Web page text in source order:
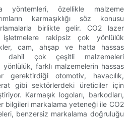
yöntemleri, özellikle malzeme
karmaşıklığı söz konusu
birlikte gelir. CO2 lazer
işletmelere rakipsiz çok yönlülük
cam, ahşap ve hatta hassas
dahil çok çeşitli malzemeleri
farklı malzemelerin hassas
gerektirdiği otomotiv, havacılık,
gibi sektörlerdeki üreticiler için
Karmaşık logoları, barkodları,
bilgileri markalama yeteneği ile CO2
benzersiz markalama doğruluğu